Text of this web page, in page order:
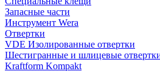
Запасные части
Инструмент Wera
Отвертки
VDE Изолированные отвертки
Шестигранные и шлицевые
Kraftform Kompakt